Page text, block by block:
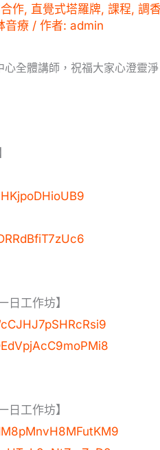
作, 直覺式塔羅牌,課程,調香
音療 / 作者:admin
全體講師，祝福大家心澄靈
日工作坊】
日工作坊】